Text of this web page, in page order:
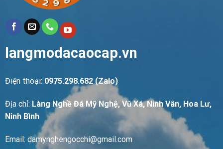
langmodacaocap.vn
Điện thoại: 0975.298.682 (Zalo)
Địa chỉ: Làng Nghề Đá Mỹ Nghệ, Vũ Xá, Ninh Vân, Hoa Lư,
Ninh Bình
Email: damynghengocchi@gmail.com